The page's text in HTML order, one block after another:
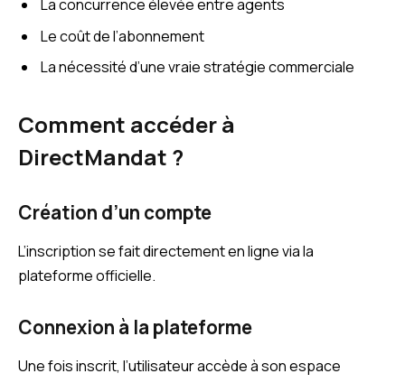
La concurrence élevée entre agents
Le coût de l’abonnement
La nécessité d’une vraie stratégie commerciale
Comment accéder à
DirectMandat ?
Création d’un compte
L’inscription se fait directement en ligne via la
plateforme officielle.
Connexion à la plateforme
Une fois inscrit, l’utilisateur accède à son espace